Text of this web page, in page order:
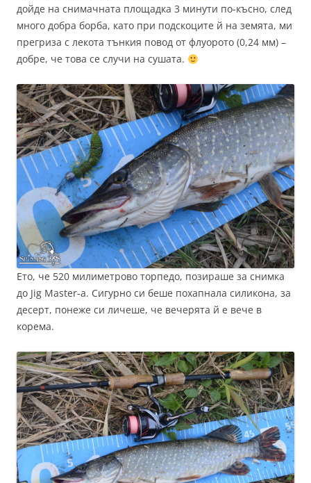
дойде на снимачната площадка 3 минути по-късно, след
много добра борба, като при подскоците й на земята, ми
прегриза с лекота тънкия повод от флуорото (0,24 мм) –
добре, че това се случи на сушата.
Ето, че 520 милиметрово торпедо, позираше за снимка
до Jig Master-а. Сигурно си беше похапнала силикона, за
десерт, понеже си личеше, че вечерята й е вече в
корема.